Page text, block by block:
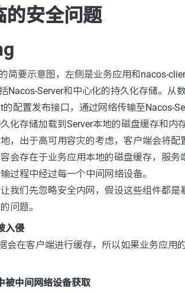
的安全问题
简要示意图，左侧是业务应用和nacos-
Nacos-Server和中心化的持久化存储。从
配置发布接口，通过网络传输至Nacos-
化存储加载到Server本地的磁盘缓存和内
，出于高可用容灾的考虑，客户端会将
会存在于业务应用本地的磁盘缓存，服
过程中经过每一个中间网络设备。
我们先忽略安全内网，假设这些组件都
问题。
入侵
会在客户端进行缓存，所以如果业务应用
被中间网络设备获取